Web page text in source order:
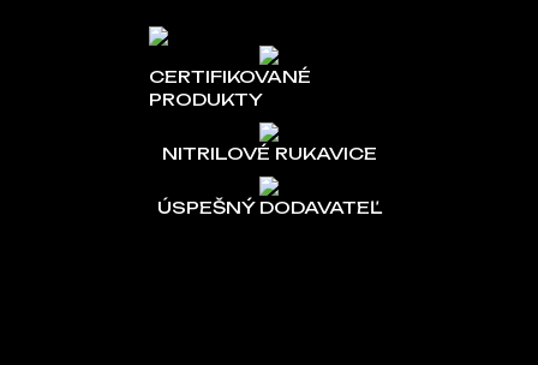
CERTIFIKOVANÉ
PRODUKTY
NITRILOVÉ RUKAVICE
ÚSPEŠNÝ DODAVATEĽ